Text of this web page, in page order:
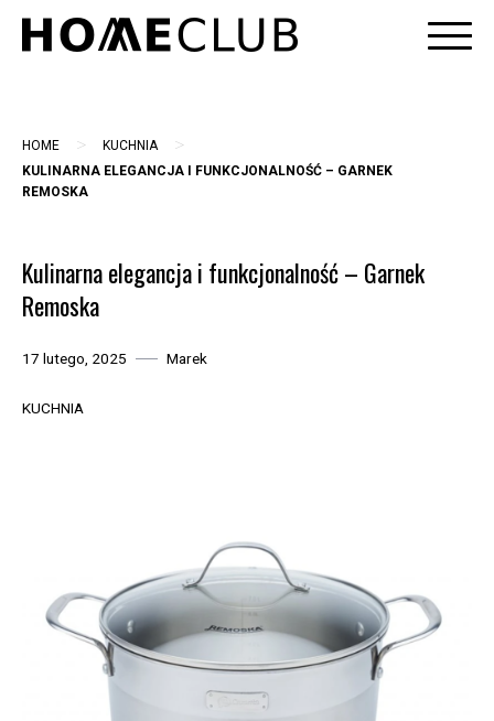
Skip
HOME > KUCHNIA >
KULINARNA ELEGANCJA I FUNKCJONALNOŚĆ – GARNEK
REMOSKA
Kulinarna elegancja i funkcjonalność – Garnek
Remoska
17 lutego, 2025 Marek
KUCHNIA